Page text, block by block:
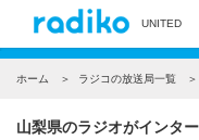
UNITED
ホーム ラジコの放送局一覧
山梨県のラジオがインタ